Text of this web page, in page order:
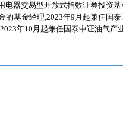
电器交易型开放式指数证券投资
的基金经理,2023年9月起兼任国
年10月起兼任国泰中证油气产